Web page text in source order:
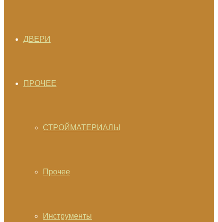
ДВЕРИ
ПРОЧЕЕ
СТРОЙМАТЕРИАЛЫ
Прочее
Инструменты